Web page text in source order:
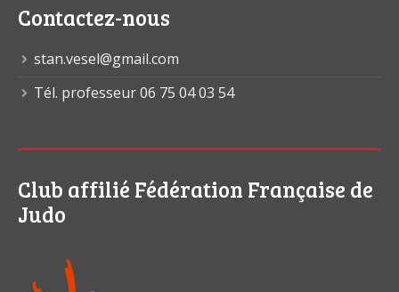
Contactez-nous
stan.vesel@gmail.com
Tél. professeur 06 75 04 03 54
Club affilié Fédération Française de
Judo